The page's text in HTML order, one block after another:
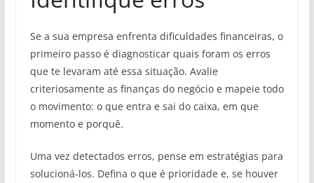
Se a sua empresa enfrenta dificuldades financeiras, o
primeiro passo é diagnosticar quais foram os erros
que te levaram até essa situação. Avalie
criteriosamente as finanças do negócio e mapeie todo
o movimento: o que entra e sai do caixa, em que
momento e porquê.
Uma vez detectados erros, pense em estratégias para
solucioná-los. Defina o que é prioridade e, se houver